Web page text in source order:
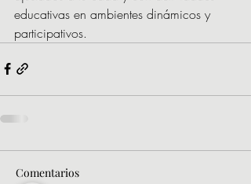
educativas en ambientes dinámicos y
participativos.
Comentarios